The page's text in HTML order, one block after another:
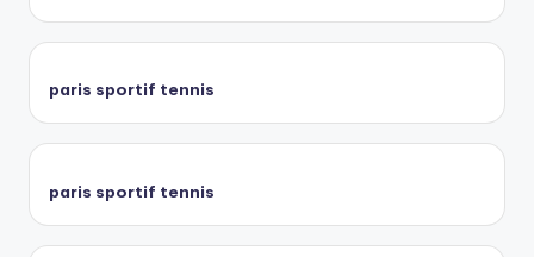
paris sportif tennis
paris sportif tennis